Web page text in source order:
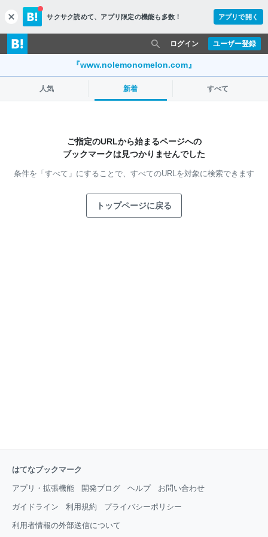
c
l
o
s
サクサク読めて、 アプリ限定の機能も多数！ アプリで開く
ユーザー登録
ログイン
『www.nolemonomelon.com』
人気 新着 すべて
ご指定のURLから始まるページへの
ブックマークは見つかりませんでした
条件を「すべて」にすることで、 すべてのURLを対象に検索できます
トップページに戻る
はてなブックマーク
アプリ・拡張機能 開発ブログ ヘルプ お問い合わせ
ガイドライン 利用規約 プライバシーポリシー
利用者情報の外部送信について